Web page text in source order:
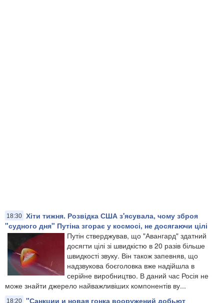
18:30 Хіти тижня. Розвідка США з'ясувала, чому зброя
"судного дня" Путіна згорає у космосі, не досягаючи цілі
Путін стверджував, що "Авангард" здатний
досягти цілі зі швидкістю в 20 разів більше
швидкості звуку. Він також запевняв, що
надзвукова боєголовка вже надійшла в
серійне виробництво. В даний час Росія не
може знайти джерело найважливіших компонентів ву...
18:20 "Санкции и новая гонка вооружений добьют